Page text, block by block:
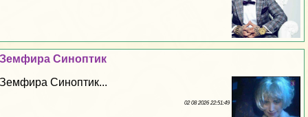
Земфира Синоптик
Земфира Синоптик...
02 08 2026 22:51:49